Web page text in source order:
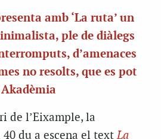
amb ‘La ruta’ un
ple de diàlegs
d’amenaces
no resolts, que es pot
de l’Eixample, la
du a escena el textLa